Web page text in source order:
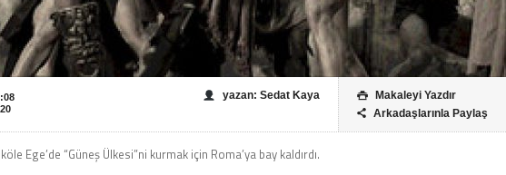
 Makaleyi Yazdır
 Arkadaşlarınla Paylaş
yazan: Sedat Kaya
Ege’de “Güneş Ülkesi”ni kurmak için Roma’ya bay kaldırdı.